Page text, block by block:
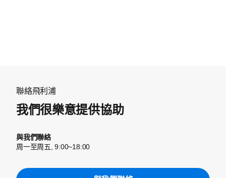
聯絡飛利浦
我們很樂意提供協助
與我們聯絡
周一至周五, 9:00~18:00